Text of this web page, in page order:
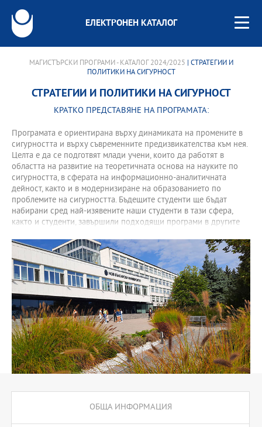
ЕЛЕКТРОНЕН КАТАЛОГ
МАГИСТЪРСКИ ПРОГРАМИ - КАТАЛОГ 2024/2025 | СТРАТЕГИИ И
ПОЛИТИКИ НА СИГУРНОСТ
СТРАТЕГИИ И ПОЛИТИКИ НА СИГУРНОСТ
КРАТКО ПРЕДСТАВЯНЕ НА ПРОГРАМАТА:
Програмата е ориентирана върху динамиката на промените в
сигурността и върху съвременните предизвикателства към нея.
Целта е да се подготвят млади учени, които да работят в
областта на развитие на теоретичната основа на науките по
сигурността, в сферата на информационно-аналитичната
дейност, както и в модернизиране на образованието по
проблемите на сигурността. Бъдещите студенти ще бъдат
набирани сред най-изявените наши студенти в тази сфера,
както и студенти, завършили подходящи програми в другите
ОБЩА ИНФОРМАЦИЯ